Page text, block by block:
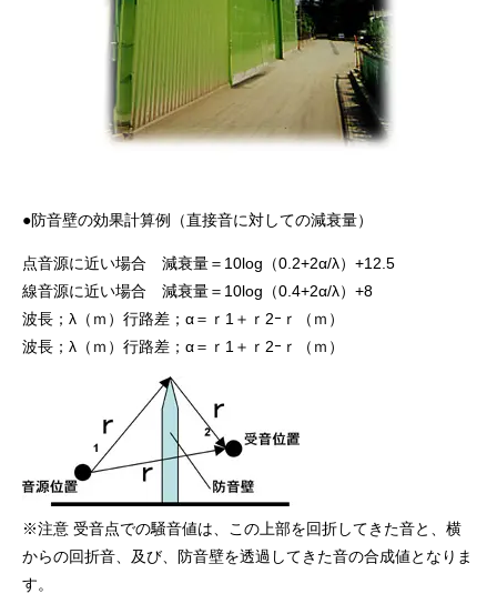
●防音壁の効果計算例（直接音に対しての減衰量）
点音源に近い場合 減衰量＝10log（0.2+2α/λ）+12.5
線音源に近い場合 減衰量＝10log（0.4+2α/λ）+8
波長；λ（ｍ）行路差；α＝ｒ1＋ｒ2ｰｒ（ｍ）
波長；λ（ｍ）行路差；α＝ｒ1＋ｒ2ｰｒ（ｍ）
※注意 受音点での騒音値は、この上部を回折してきた音と、横
からの回折音、及び、防音壁を透過してきた音の合成値となりま
す。